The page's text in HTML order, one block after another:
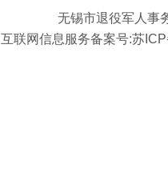
无锡市退役军人事
互联网信息服务备案号:苏